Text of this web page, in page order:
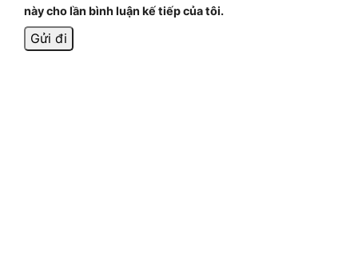
này cho lần bình luận kế tiếp của tôi.